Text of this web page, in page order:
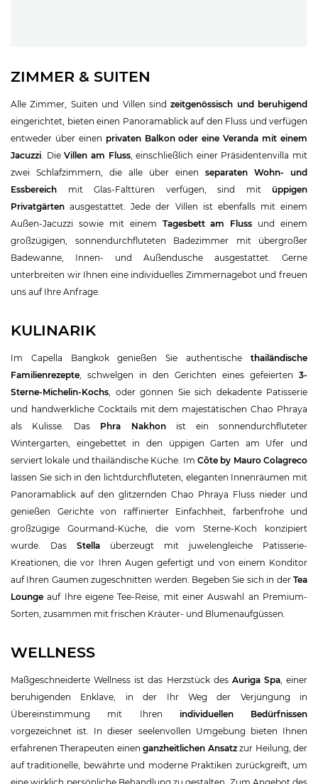
ZIMMER & SUITEN
Alle Zimmer, Suiten und Villen sindzeitgenössisch und beruhigend
eingerichtet, bieten einen Panoramablick auf den Fluss und verfügen
entweder über einen privaten Balkon oder eine Veranda mit einem
Jacuzzi . DieVillen am Fluss, einschließlich einer Präsidentenvilla mit
zwei Schlafzimmern, die alle über einen separaten Wohn- und
Essbereich mit Glas-Falttüren verfügen, sind mit üppigen
Privatgärten ausgestattet. Jede der Villen ist ebenfalls mit einem
Außen-Jacuzzi sowie mit einem Tagesbett am Fluss und einem
großzügigen, sonnendurchfluteten Badezimmer mit übergroßer
Badewanne, Innen- und Außendusche ausgestattet. Gerne
unterbreiten wir Ihnen eine individuelles Zimmernagebot und freuen
uns auf Ihre Anfrage.
KULINARIK
Im Capella Bangkok genießen Sie authentische thailändische
Familienrezepte , schwelgen in den Gerichten eines gefeierten 3-
Sterne-Michelin-Kochs , oder gönnen Sie sich dekadente Patisserie
und handwerkliche Cocktails mit dem majestätischen Chao Phraya
als Kulisse. Das Phra Nakhonist ein sonnendurchfluteter
Wintergarten, eingebettet in den üppigen Garten am Ufer und
serviert lokale und thailändische Küche. Im Côte by Mauro Colagreco
lassen Sie sich in den lichtdurchfluteten, eleganten Innenräumen mit
Panoramablick auf den glitzernden Chao Phraya Fluss nieder und
genießen Gerichte von raffinierter Einfachheit, farbenfrohe und
großzügige Gourmand-Küche, die vom Sterne-Koch konzipiert
wurde. Das Stella überzeugt mit juwelengleiche Patisserie-
Kreationen, die vor Ihren Augen gefertigt und von einem Konditor
auf Ihren Gaumen zugeschnitten werden. Begeben Sie sich in der Tea
Lounge auf Ihre eigene Tee-Reise, mit einer Auswahl an Premium-
Sorten, zusammen mit frischen Kräuter- und Blumenaufgüssen.
WELLNESS
Maßgeschneiderte Wellness ist das Herzstück des Auriga Spa, einer
beruhigenden Enklave, in der Ihr Weg der Verjüngung in
Übereinstimmung mit Ihren individuellen Bedürfnissen
vorgezeichnet ist. In dieser seelenvollen Umgebung bieten Ihnen
erfahrenen Therapeuten einenganzheitlichen Ansatzzur Heilung, der
auf traditionelle, bewährte und moderne Praktiken zurückgreift, um